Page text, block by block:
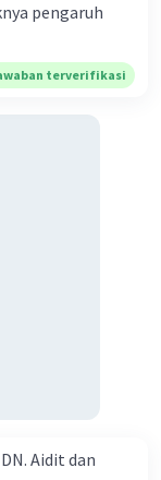
pengaruh
terverifikasi
Aidit dan